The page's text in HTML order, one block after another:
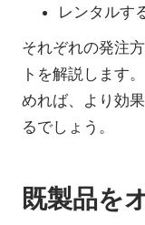
レンタルす
それぞれの発注
トを解説します
めれば、より効
るでしょう。
既製品を